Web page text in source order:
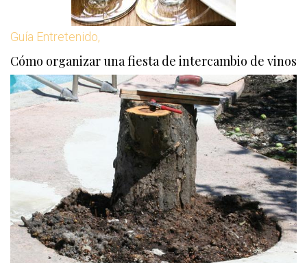
Guía Entretenido,
Cómo organizar una fiesta de intercambio de vinos